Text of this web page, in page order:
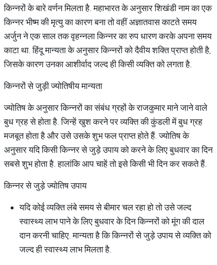
किन्नरों के बारे वर्णन मिलता है. महाभारत के अनुसार शिखंडी नाम का एक
किन्नर भीष्म की मृत्यु का कारण बना तो वहीं अज्ञातवास काटते समय
अर्जुन ने एक साल तक वृहन्नला किन्नर का रुप धारण करके अपना समय
काटा था. हिंदू मान्यता के अनुसार किन्नरों को दैवीय शक्ति प्राप्त होती है,
जिसके कारण उनका आशीर्वाद जल्द ही किसी व्यक्ति को लगता है.
किन्नरों से जुड़ी ज्योतिषीय मान्यता
ज्योतिष के अनुसार किन्नरों का संबंध ग्रहों के राजकुमार माने जाने वाले
बुध ग्रह से होता है. जिन्हें खुश करने पर व्यक्ति की कुंडली में बुध ग्रह
मजबूत होता है और उसे उसके शुभ फल प्राप्त होते हैं. ज्योतिष के
अनुसार यदि किसी किन्नर से जुड़े उपाय को करने के लिए बुधवार का दिन
सबसे शुभ होता है. हालांकि आप चाहें तो इसे किसी भी दिन कर सकते हैं.
किन्नर से जुड़े ज्योतिष उपाय
यदि कोई व्यक्ति लंबे समय से बीमार चल रहा हो तो उसे जल्द
स्वास्थ्य लाभ पाने के लिए बुधवार के दिन किन्नरों को मूंग की दाल
दान करनी चाहिए. मान्यता है कि किन्नरों से जुड़े उपाय से व्यक्ति को
जल्द ही स्वास्थ्य लाभ मिलता है.